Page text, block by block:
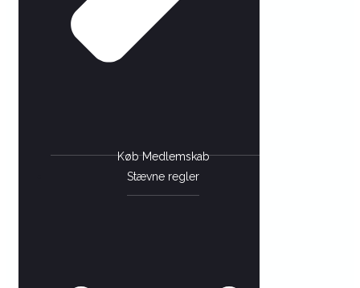
Køb Medlemskab
Stævne regler